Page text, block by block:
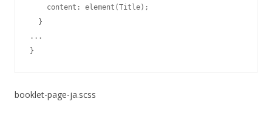
    content: element(Title);
  }
...
booklet-page-ja.scss